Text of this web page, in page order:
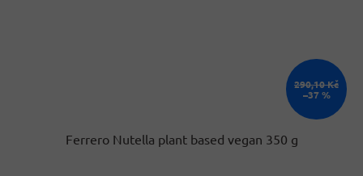
290,10 Kč
–37 %
Ferrero Nutella plant based vegan 350 g